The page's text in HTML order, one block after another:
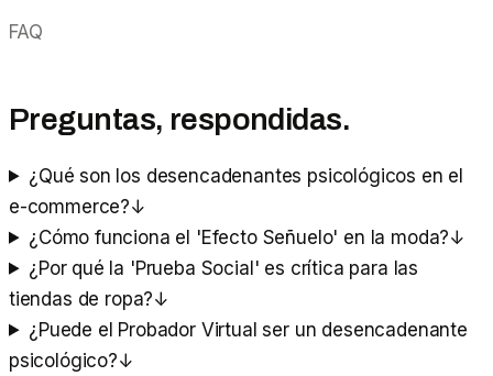
FAQ
Preguntas, respondidas.
¿Qué son los desencadenantes psicológicos en el
e-commerce?↓
¿Cómo funciona el 'Efecto Señuelo' en la moda?↓
¿Por qué la 'Prueba Social' es crítica para las
tiendas de ropa?↓
¿Puede el Probador Virtual ser un desencadenante
psicológico?↓